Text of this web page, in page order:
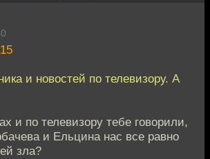
и новостей по телевизору. А
и по телевизору тебе говорили,
и Ельцина нас все равно
зла?